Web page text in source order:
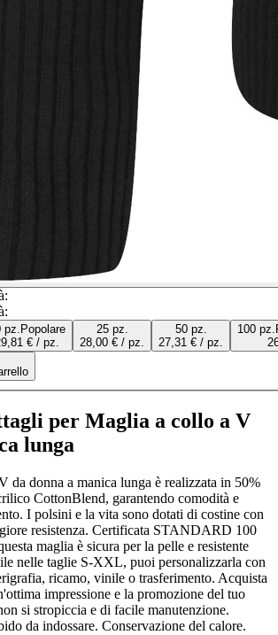
pz.Popolare
€ / pz.
25 pz.
28,00 € / pz.
50 pz.
27,31 € / pz.
100 pz.
per Maglia a collo a V
lunga
da donna a manica lunga è realizzata in 50%
CottonBlend, garantendo comodità e
I polsini e la vita sono dotati di costine con
resistenza. Certificata STANDARD 100
maglia è sicura per la pelle e resistente
nelle taglie S-XXL, puoi personalizzarla con
ricamo, vinile o trasferimento. Acquista
impressione e la promozione del tuo
si stropiccia e di facile manutenzione.
da indossare. Conservazione del calore.